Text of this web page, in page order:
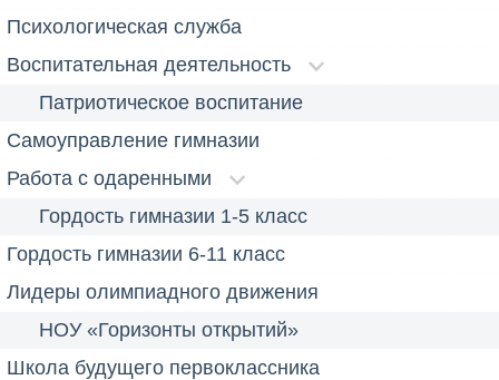
Психологическая служба
Воспитательная деятельность
Патриотическое воспитание
Самоуправление гимназии
Работа с одаренными
Гордость гимназии 1-5 класс
Гордость гимназии 6-11 класс
Лидеры олимпиадного движения
НОУ «Горизонты открытий»
Школа будущего первоклассника